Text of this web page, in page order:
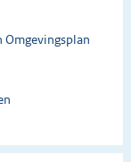
Omgevingsplan